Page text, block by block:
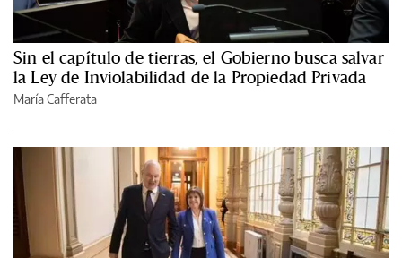
Sin el capítulo de tierras, el Gobierno busca salvar
la Ley de Inviolabilidad de la Propiedad Privada
María Cafferata